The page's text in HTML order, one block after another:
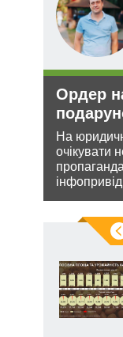
Ордер
На
очікувати
інфопривід